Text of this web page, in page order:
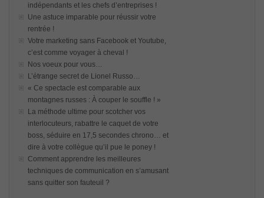
indépendants et les chefs d’entreprises !
Une astuce imparable pour réussir votre
rentrée !
Votre marketing sans Facebook et Youtube,
c’est comme voyager à cheval !
Nos voeux pour vous…
L’étrange secret de Lionel Russo…
« Ce spectacle est comparable aux
montagnes russes : À couper le souffle ! »
La méthode ultime pour scotcher vos
interlocuteurs, rabattre le caquet de votre
boss, séduire en 17,5 secondes chrono… et
dire à votre collègue qu’il pue le poney !
Comment apprendre les meilleures
techniques de communication en s’amusant
sans quitter son fauteuil ?